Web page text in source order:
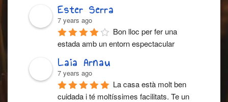
Ester Serra
7 years ago
Bon lloc per fer una
estada amb un entorn espectacular
Laia Arnau
7 years ago
La casa està molt ben
cuidada i té moltíssimes facilitats. Te un